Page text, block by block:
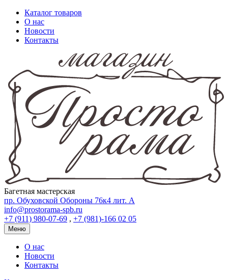
Каталог товаров
О нас
Новости
Контакты
Багетная мастерская
пр. Обуховской Обороны 76к4 лит. А
info@prostorama-spb.ru
+7 (911) 980-07-69 , +7 (981)-166 02 05
Меню
О нас
Новости
Контакты